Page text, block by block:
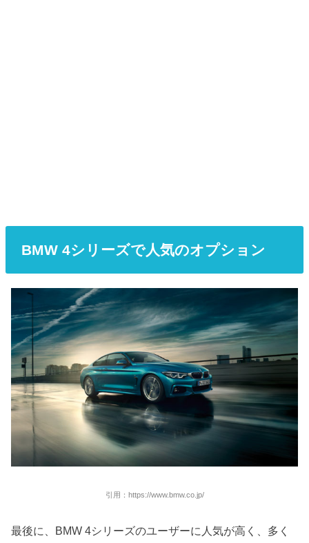
BMW 4シリーズで人気のオプション
引用：https://www.bmw.co.jp/
最後に、BMW 4シリーズのユーザーに人気が高く、多く